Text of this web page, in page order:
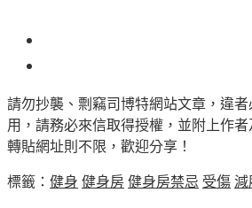
請勿抄襲、剽竊司博特網站文章，違者
用，請務必來信取得授權，並附上作者
轉貼網址則不限，歡迎分享！
標籤： 健身 健身房 健身房禁忌 受傷 減